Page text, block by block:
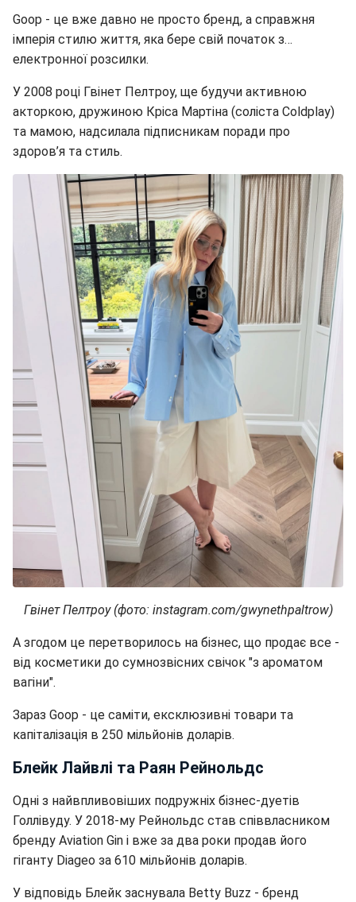
Goop - це вже давно не просто бренд, а справжня
імперія стилю життя, яка бере свій початок з…
електронної розсилки.
У 2008 році Гвінет Пелтроу, ще будучи активною
акторкою, дружиною Кріса Мартіна (соліста Coldplay)
та мамою, надсилала підписникам поради про
здоров’я та стиль.
Гвінет Пелтроу (фото: instagram.com/gwynethpaltrow)
А згодом це перетворилось на бізнес, що продає все -
від косметики до сумнозвісних свічок "з ароматом
вагіни".
Зараз Goop - це саміти, ексклюзивні товари та
капіталізація в 250 мільйонів доларів.
Блейк Лайвлі та Раян Рейнольдс
Одні з найвпливовіших подружніх бізнес-дуетів
Голлівуду. У 2018-му Рейнольдс став співвласником
бренду Aviation Gin і вже за два роки продав його
гіганту Diageo за 610 мільйонів доларів.
У відповідь Блейк заснувала Betty Buzz - бренд